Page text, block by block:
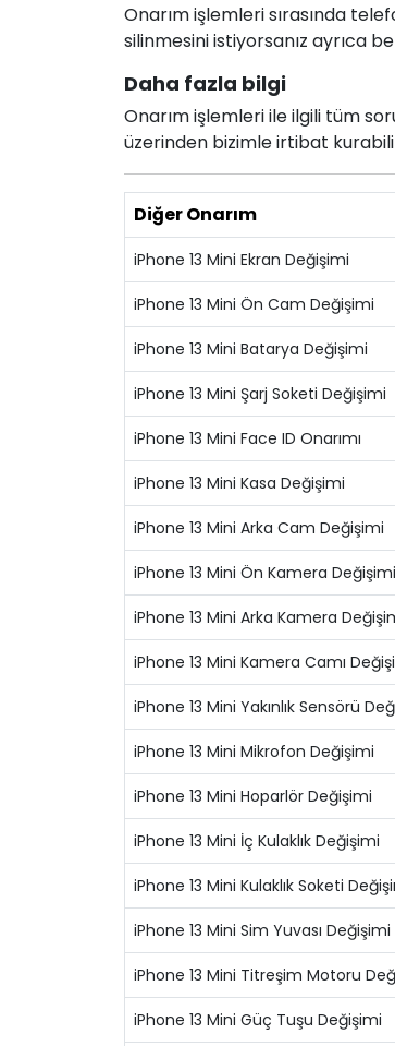
Onarım işlemleri sırasında
silinmesini istiyorsanız ayrıca
Daha fazla bilgi
Onarım işlemleri ile ilgili tüm
üzerinden bizimle irtibat
Diğer Onarım
iPhone 13 Mini Ekran Değişimi
iPhone 13 Mini Ön Cam Değişimi
iPhone 13 Mini Batarya Değişimi
iPhone 13 Mini Şarj Soketi Değişimi
iPhone 13 Mini Face ID Onarımı
iPhone 13 Mini Kasa Değişimi
iPhone 13 Mini Arka Cam Değişimi
iPhone 13 Mini Ön Kamera Değişimi
iPhone 13 Mini Arka Kamera
iPhone 13 Mini Kamera Camı
iPhone 13 Mini Yakınlık Sensörü
iPhone 13 Mini Mikrofon Değişimi
iPhone 13 Mini Hoparlör Değişimi
iPhone 13 Mini İç Kulaklık Değişimi
iPhone 13 Mini Kulaklık Soketi
iPhone 13 Mini Sim Yuvası Değişimi
iPhone 13 Mini Titreşim Motoru
iPhone 13 Mini Güç Tuşu Değişimi